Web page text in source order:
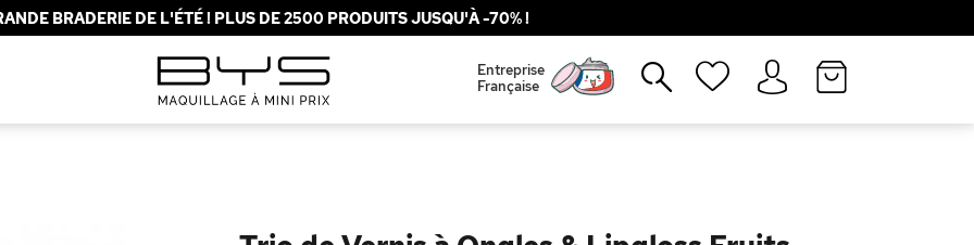
BRADERIE DE L'ÉTÉ ! PLUS DE 2500 PRODUITS JUSQU'À -70% !
Entreprise
Française